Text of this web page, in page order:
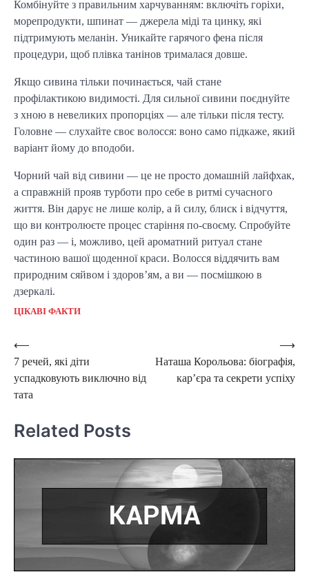
Комбінуйте з правильним харчуванням: включіть горіхи,
морепродукти, шпинат — джерела міді та цинку, які
підтримують меланін. Уникайте гарячого фена після
процедури, щоб плівка танінов трималася довше.
Якщо сивина тільки починається, чай стане
профілактикою видимості. Для сильної сивини поєднуйте
з хною в невеликих пропорціях — але тільки після тесту.
Головне — слухайте своє волосся: воно само підкаже, який
варіант йому до вподоби.
Чорний чай від сивини — це не просто домашній лайфхак,
а справжній прояв турботи про себе в ритмі сучасного
життя. Він дарує не лише колір, а й силу, блиск і відчуття,
що ви контролюєте процес старіння по-своєму. Спробуйте
один раз — і, можливо, цей ароматний ритуал стане
частиною вашої щоденної краси. Волосся віддячить вам
природним сяйвом і здоров’ям, а ви — посмішкою в
дзеркалі.
ЦІКАВІ ФАКТИ
Post
navigation
⟵
7 речей, які діти
успадковують виключно від
тата
Наташа Корольова: біографія,
кар’єра та секрети успіху
⟶
Related Posts